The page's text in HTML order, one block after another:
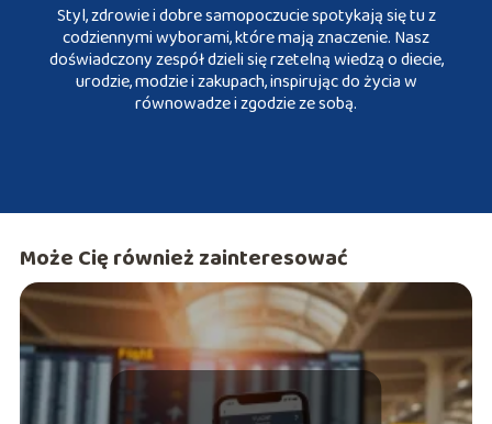
Styl, zdrowie i dobre samopoczucie spotykają się tu z
codziennymi wyborami, które mają znaczenie. Nasz
doświadczony zespół dzieli się rzetelną wiedzą o diecie,
urodzie, modzie i zakupach, inspirując do życia w
równowadze i zgodzie ze sobą.
Może Cię również zainteresować